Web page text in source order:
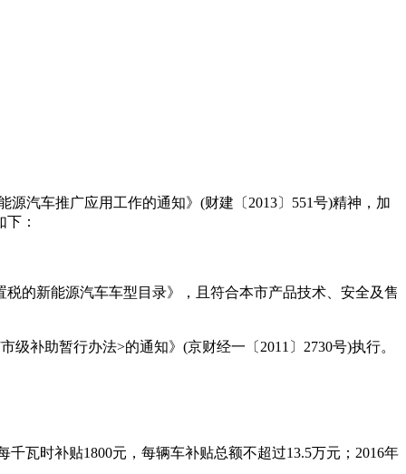
汽车推广应用工作的通知》(财建〔2013〕551号)精神，加
：
的新能源汽车车型目录》，且符合本市产品技术、安全及售
补助暂行办法>的通知》(京财经一〔2011〕2730号)执行。
瓦时补贴1800元，每辆车补贴总额不超过13.5万元；2016年